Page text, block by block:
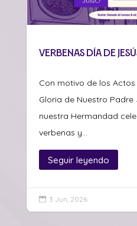
Verbenas día de
Con motivo de los
Gloria de Nuestro Padre
nuestra Hermandad
verbenas y...
Seguir leyendo
 3 Jun, 2026